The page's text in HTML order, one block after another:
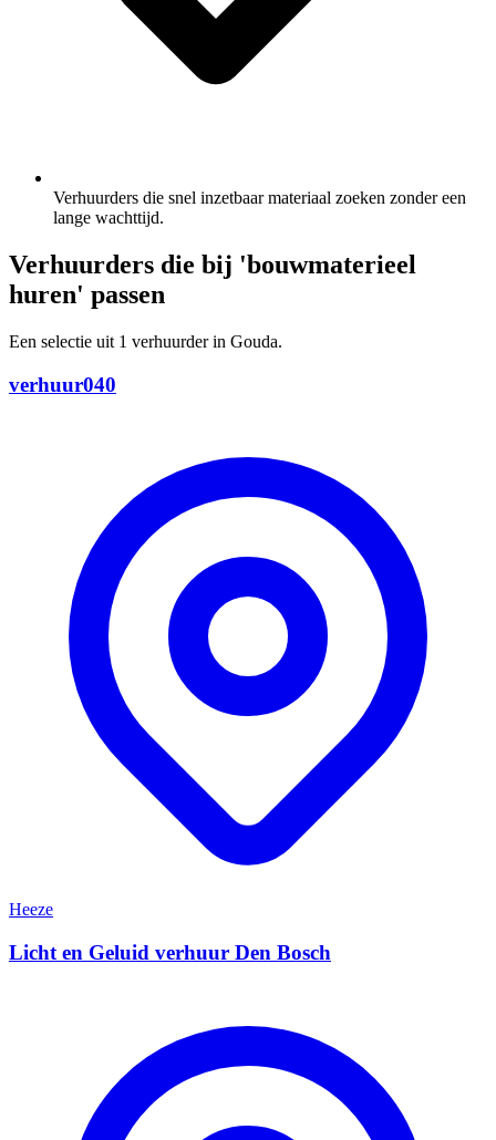
Verhuurders die snel inzetbaar materiaal zoeken zonder een
lange wachttijd.
Verhuurders die bij 'bouwmaterieel
huren' passen
Een selectie uit 1 verhuurder in Gouda.
verhuur040
Heeze
Licht en Geluid verhuur Den Bosch